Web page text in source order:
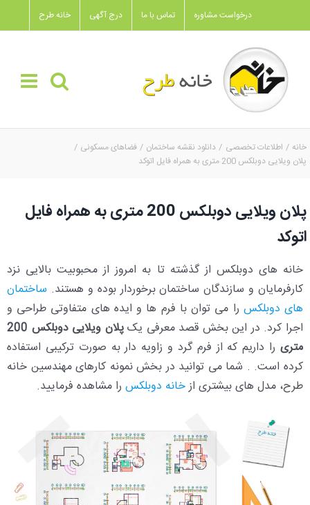
to
content
خانه طرح درج آگهی تماس با ما درخواست مشاوره
خانه اطلاعات تخصصی دانلود نقشه ساختمان
فضاهای مسکونی
پلان ویلایی دوبلکس 200 متری به همراه فایل اتوکد
پلان ویلایی دوبلکس 200 متری به همراه فایل
اتوکد
خانه های دوبلکس از گذشته تا به امروز از محبوبیت بالایی نزد
کارفرمایان و سازندگان ساختمان برخوردار بوده و هستند. ساختمان
های دوبلکس را می توان با فرم ها و ایده های متفاوتی طراحی و
اجرا کرد. در این بخش قصد معرفی یک
پلان ویلایی دوبلکس 200
متری را داریم که از فرم گرد و زاویه دار به صورت ترکیبی استفاده
کرده است. . شما می توانید در بخش نمونه کارهای مهندسین خانه
طرح، مدل های بیشتری ازخانه دوبلکس را مشاهده فرمایید.